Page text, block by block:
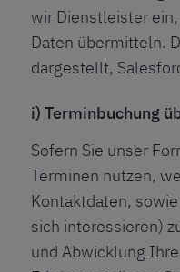
wir Dienstleister
Daten übermitteln.
dargestellt,
i) Terminbuchung
Sofern Sie unser
Terminen nutzen,
Kontaktdaten,
sich interessieren)
und Abwicklung